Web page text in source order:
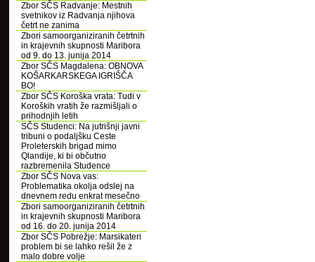
Zbor SČS Radvanje: Mestnih
svetnikov iz Radvanja njihova
četrt ne zanima
Zbori samoorganiziranih četrtnih
in krajevnih skupnosti Maribora
od 9. do 13. junija 2014
Zbor SČS Magdalena: OBNOVA
KOŠARKARSKEGA IGRIŠČA
BO!
Zbor SČS Koroška vrata: Tudi v
Koroških vratih že razmišljali o
prihodnjih letih
SČS Studenci: Na jutrišnji javni
tribuni o podaljšku Ceste
Proleterskih brigad mimo
Qlandije, ki bi občutno
razbremenila Studence
Zbor SČS Nova vas:
Problematika okolja odslej na
dnevnem redu enkrat mesečno
Zbori samoorganiziranih četrtnih
in krajevnih skupnosti Maribora
od 16. do 20. junija 2014
Zbor SČS Pobrežje: Marsikateri
problem bi se lahko rešil že z
malo dobre volje